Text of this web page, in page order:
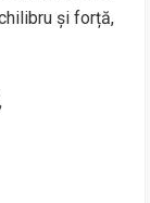
și forță,